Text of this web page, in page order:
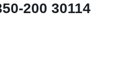
200 30114